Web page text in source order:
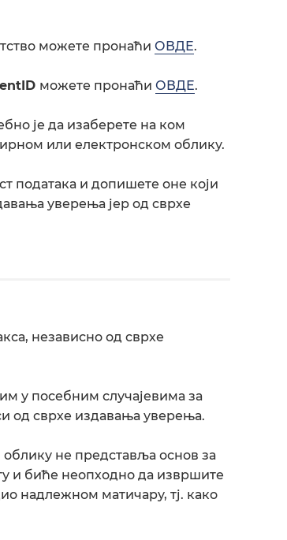
можете пронаћи ОВДЕ.
можете пронаћи ОВДЕ.
је да изаберете на ком
или електронском облику.
података и допишете оне који
уверења јер од сврхе
независно од сврхе
у посебним случајевима за
од сврхе издавања уверења.
не представља основ за
и биће неопходно да извршите
надлежном матичару, тј. како